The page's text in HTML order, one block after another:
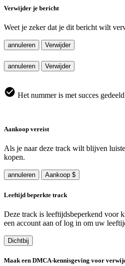
Verwijder je bericht
Weet je zeker dat je dit bericht wilt
annuleren Verwijder
annuleren Verwijder
Het nummer is met succes
Aankoop vereist
Als je naar deze track wilt blijven
kopen.
annuleren Aankoop $
Leeftijd beperkte track
Deze track is leeftijdsbeperkend voor
een account aan of log in om uw
Dichtbij
Maak een DMCA-kennisgeving voor